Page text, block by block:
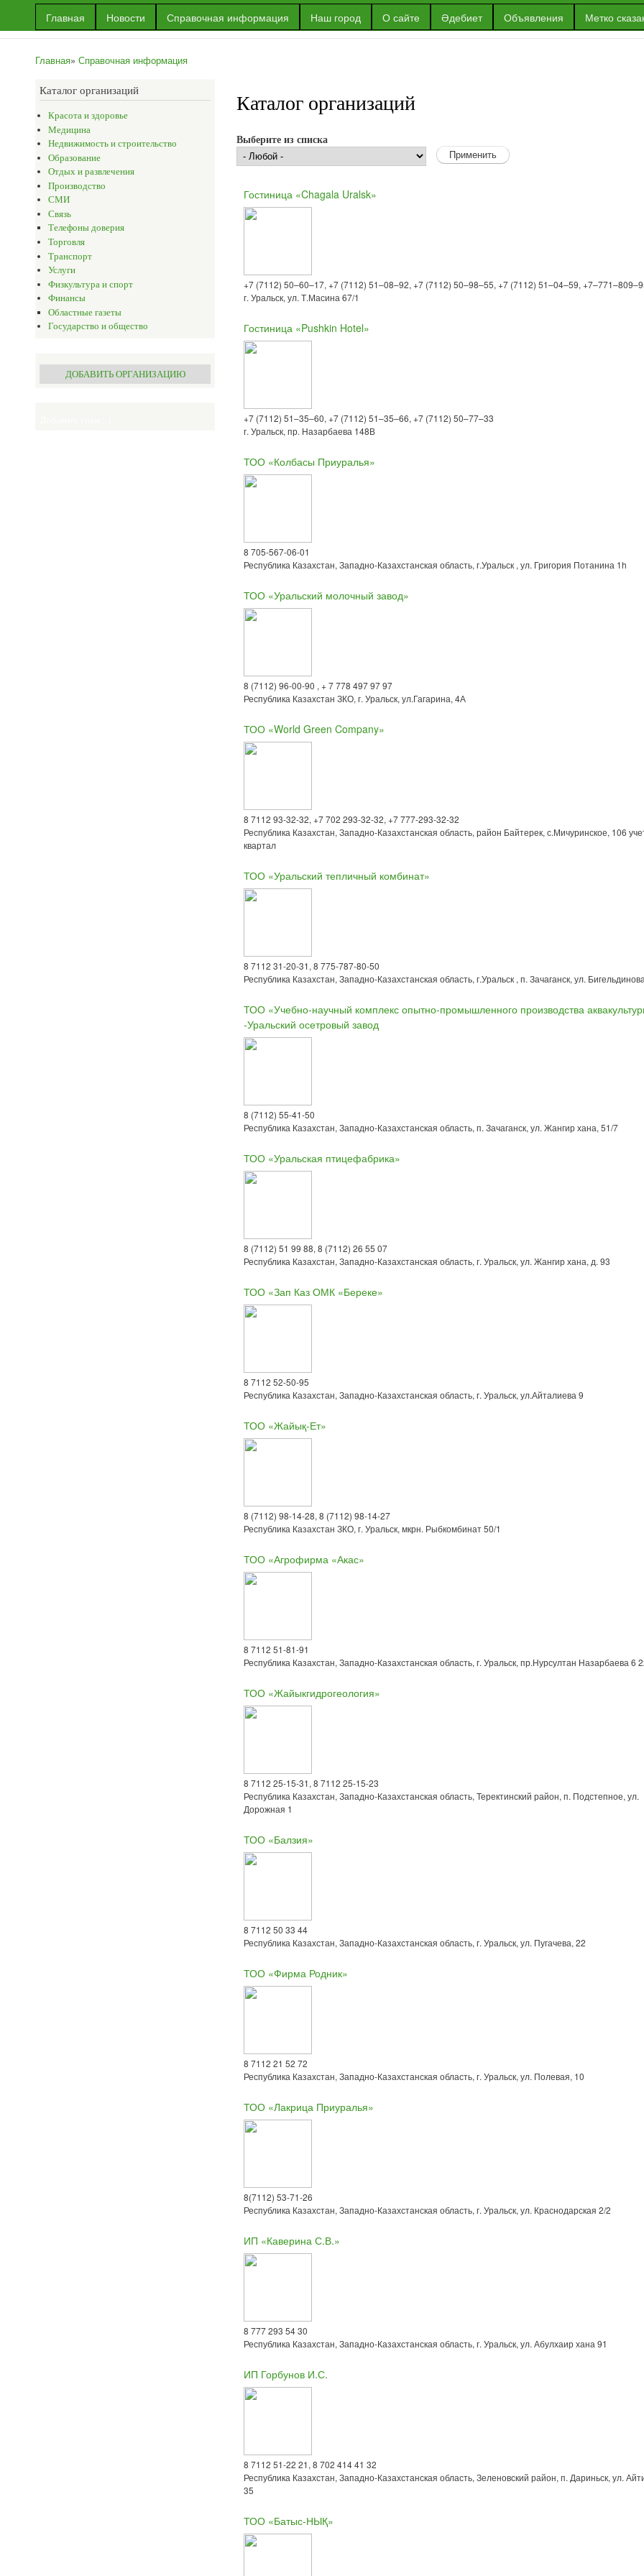
Перейти к
основному
содержанию
Главная Новости Справочная информация Наш город О сайте Әдебиет Объявления Метко
Информационный
портал г.Уральска
Информация
и многое
Главная» Справочная информация
Каталог организаций
Красота и здоровье
Медицина
Недвижимость и строительство
Образование
Отдых и развлечения
Производство
СМИ
Связь
Телефоны доверия
Торговля
Транспорт
Услуги
Физкультура и спорт
Финансы
Областные газеты
Государство и общество
ДОБАВИТЬ ОРГАНИЗАЦИЮ
Каталог организаций
Выберите из списка
Гостиница «Chagala Uralsk»
+7 (7112) 50–60–17, +7 (7112) 51–08–92, +7 (7112) 50–98–55, +7 (7112) 51–04–59,
г. Уральск, ул. Т.Масина 67/1
Гостиница «Pushkin Hotel»
+7 (7112) 51–35–60, +7 (7112) 51–35–66, +7 (7112) 50–77–33
г. Уральск, пр. Назарбаева 148В
ТОО «Колбасы Приуралья»
8 705-567-06-01
Республика Казахстан, Западно-Казахстанская область, г.Уральск , ул. Григория Потанина 1h
ТОО «Уральский молочный завод»
8 (7112) 96-00-90 , + 7 778 497 97 97
Республика Казахстан ЗКО, г. Уральск, ул.Гагарина, 4А
ТОО «World Green Company»
8 7112 93-32-32, +7 702 293-32-32, +7 777-293-32-32
Республика Казахстан, Западно-Казахстанская область, район Байтерек, с.Мичуринское, 106
квартал
ТОО «Уральский тепличный комбинат»
8 7112 31-20-31, 8 775-787-80-50
Республика Казахстан, Западно-Казахстанская область, г.Уральск , п. Зачаганск, ул.
ТОО «Учебно-научный комплекс опытно-промышленного производства
-Уральский осетровый завод
8 (7112) 55-41-50
Республика Казахстан, Западно-Казахстанская область, п. Зачаганск, ул. Жангир хана, 51/7
ТОО «Уральская птицефабрика»
8 (7112) 51 99 88, 8 (7112) 26 55 07
Республика Казахстан, Западно-Казахстанская область, г. Уральск, ул. Жангир хана, д. 93
ТОО «Зап Каз ОМК «Береке»
8 7112 52-50-95
Республика Казахстан, Западно-Казахстанская область, г. Уральск, ул.Айталиева 9
ТОО «Жайық-Ет»
8 (7112) 98-14-28, 8 (7112) 98-14-27
Республика Казахстан ЗКО, г. Уральск, мкрн. Рыбкомбинат 50/1
ТОО «Агрофирма «Акас»
8 7112 51-81-91
Республика Казахстан, Западно-Казахстанская область, г. Уральск, пр.Нурсултан Назарбаева 6
ТОО «Жайыкгидрогеология»
8 7112 25-15-31, 8 7112 25-15-23
Республика Казахстан, Западно-Казахстанская область, Теректинский район, п. Подстепное, ул.
Дорожная 1
ТОО «Балзия»
8 7112 50 33 44
Республика Казахстан, Западно-Казахстанская область, г. Уральск, ул. Пугачева, 22
ТОО «Фирма Родник»
8 7112 21 52 72
Республика Казахстан, Западно-Казахстанская область, г. Уральск, ул. Полевая, 10
ТОО «Лакрица Приуралья»
8(7112) 53-71-26
Республика Казахстан, Западно-Казахстанская область, г. Уральск, ул. Краснодарская 2/2
ИП «Каверина С.В.»
8 777 293 54 30
Республика Казахстан, Западно-Казахстанская область, г. Уральск, ул. Абулхаир хана 91
ИП Горбунов И.С.
8 7112 51-22 21, 8 702 414 41 32
Республика Казахстан, Западно-Казахстанская область, Зеленовский район, п. Дариньск, ул.
35
ТОО «Батыс-НЫҚ»